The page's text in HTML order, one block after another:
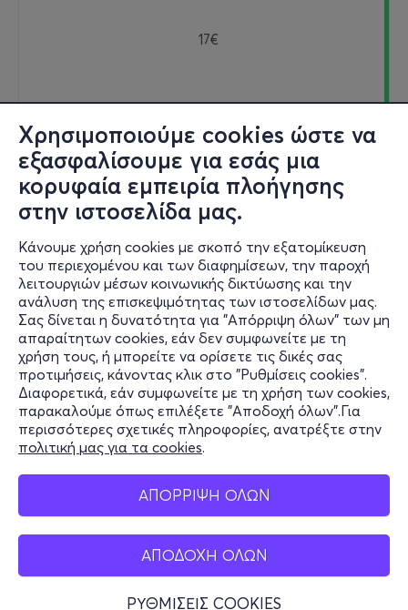
Χρησιμοποιούμε cookies ώστε να
εξασφαλίσουμε για εσάς μια
κορυφαία εμπειρία πλοήγησης
στην ιστοσελίδα μας.
Κάνουμε χρήση cookies με σκοπό την εξατομίκευση
του περιεχομένου και των διαφημίσεων, την παροχή
λειτουργιών μέσων κοινωνικής δικτύωσης και την
ανάλυση της επισκεψιμότητας των ιστοσελίδων μας.
Σας δίνεται η δυνατότητα για "Απόρριψη όλων" των μη
απαραίτητων cookies, εάν δεν συμφωνείτε με τη
χρήση τους, ή μπορείτε να ορίσετε τις δικές σας
προτιμήσεις, κάνοντας κλικ στο "Ρυθμίσεις cookies".
Διαφορετικά, εάν συμφωνείτε με τη χρήση των cookies,
παρακαλούμε όπως επιλέξετε "Αποδοχή όλων".Για
περισσότερες σχετικές πληροφορίες, ανατρέξτε στην
πολιτική μας για τα cookies.
ΑΠΟΡΡΙΨΗ ΟΛΩΝ
ΑΠΟΔΟΧΗ ΟΛΩΝ
ΡΥΘΜΙΣΕΙΣ COOKIES
17€
Δευ, 14/9
21:00
Ιουλία Καραπατάκη - Αθήνα
Δημοτικό Θέατρο Λυκαβηττού - Λυκαβηττός, Αττική
17€
Εισιτήρια